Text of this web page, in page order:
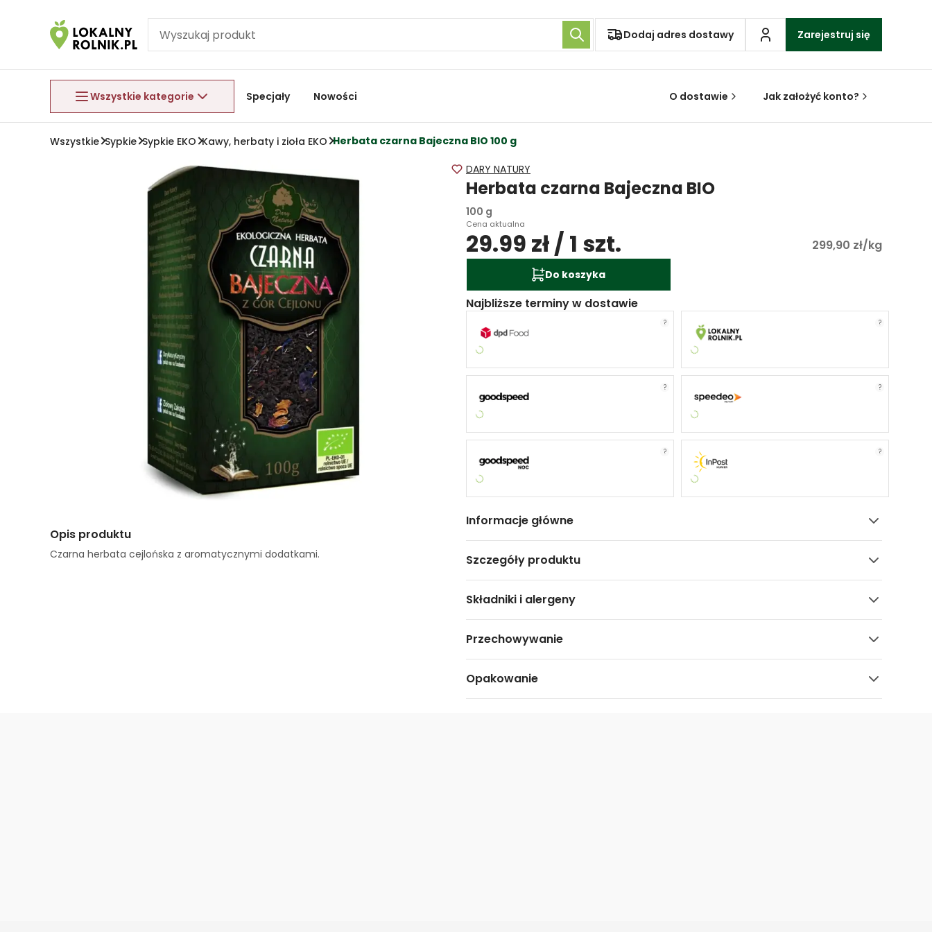
Dodaj adres dostawy Zarejestruj się
Wszystkie kategorie
Aby wyjść z menu, naciśnij przycisk Esc.
Specjały
Nowości O dostawie Jak założyć konto?
Wszystkie Sypkie Sypkie EKO Kawy, herbaty i zioła EKO Herbata czarna Bajeczna BIO 100 g
Opis produktu
Czarna herbata cejlońska z aromatycznymi dodatkami.
DARY NATURY
Herbata czarna Bajeczna BIO
100 g
Cena aktualna
29.99 zł / 1 szt. 299,90 zł/kg
Do koszyka
Najbliższe terminy w dostawie
? ?
? ?
? ?
Informacje główne
Szczegóły produktu
Składniki i alergeny
Przechowywanie
Opakowanie